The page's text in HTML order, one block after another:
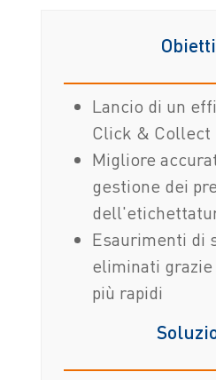
Lancio di un
Click & Collect
Migliore
gestione dei
Esaurimenti di
eliminati
più rapidi